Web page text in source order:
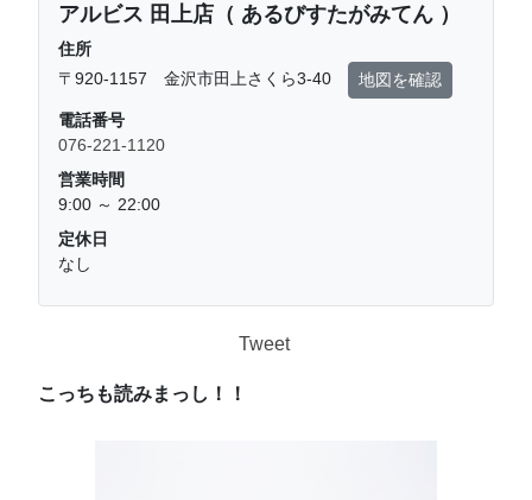
アルビス 田上店（ あるびすたがみてん ）
住所
〒920-1157 金沢市田上さくら3-40
地図を確認
電話番号
076-221-1120
営業時間
9:00 ～ 22:00
定休日
なし
Tweet
こっちも読みまっし！！